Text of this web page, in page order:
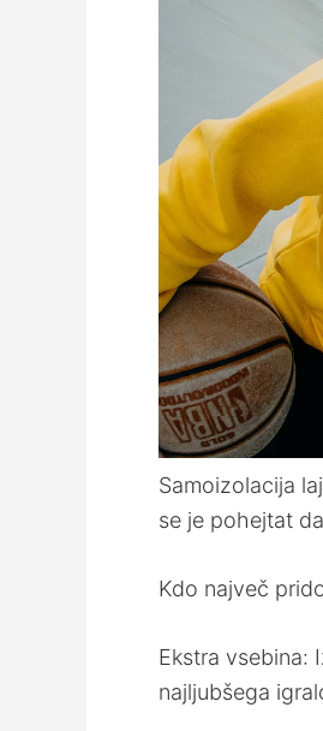
Samoizolacija
se je pohejtat
Kdo največ
Ekstra vsebina:
najljubšega